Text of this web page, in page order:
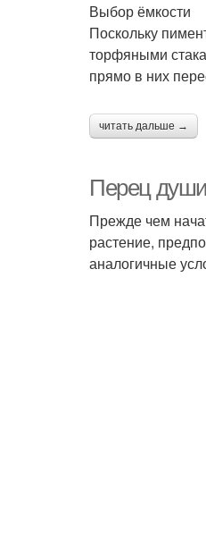
Выбор ёмкости
Поскольку
торфяными
прямо в них
читать дальше →
Перец
Прежде чем
растение,
аналогичные